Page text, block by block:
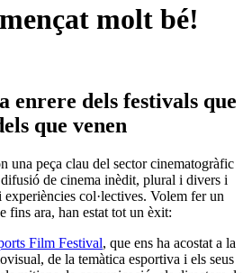
molt bé!
enrere dels festivals que
que venen
una peça clau del sector cinematogràfic
de cinema inèdit, plural i divers i
col·lectives. Volem fer un
fins ara, han estat tot un èxit:
Film Festival, que ens ha acostat a la
de la temàtica esportiva i els seus